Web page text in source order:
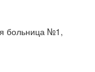
больница №1,